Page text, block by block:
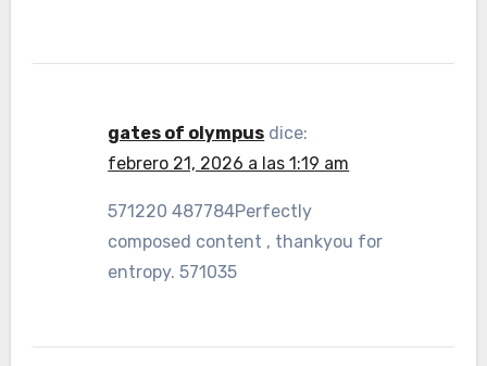
gates of olympus dice:
febrero 21, 2026 a las 1:19 am
571220 487784Perfectly
composed content , thankyou for
entropy. 571035